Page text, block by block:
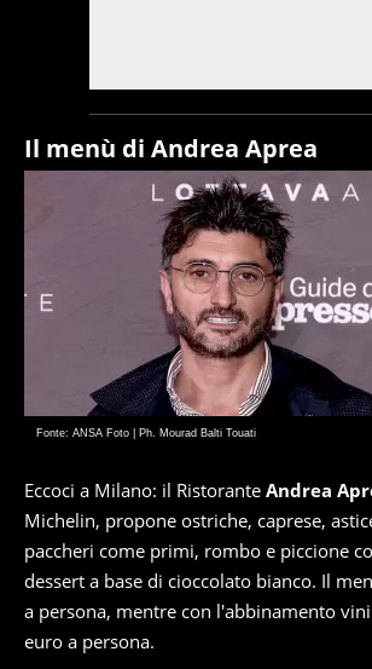
Il menù di Andrea Aprea
Fonte: ANSA Foto | Ph. Mourad Balti Touati
Eccoci a Milano: il Ristorante Andrea
Michelin, propone ostriche, caprese,
paccheri come primi, rombo e piccione
dessert a base di cioccolato bianco. Il
a persona, mentre con l'abbinamento
euro a persona.